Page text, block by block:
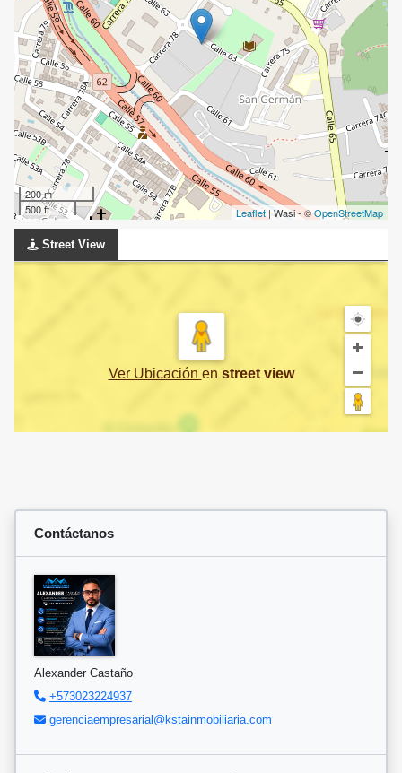
200 m
500 ft
Leaflet | Wasi - ©OpenStreetMap
Street View
Ver Ubicación en street view
Contáctanos
Alexander Castaño
+573023224937
gerenciaempresarial@kstainmobiliaria.com